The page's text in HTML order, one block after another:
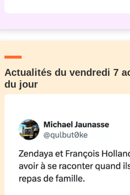
Actualités du vendredi 7
du jour